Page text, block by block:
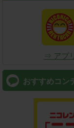
⇒ アプ
おすすめコン